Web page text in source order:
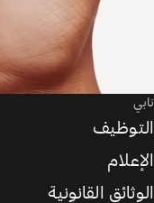
تابي
التوظيف
الإعلام
الوثائق القانونية